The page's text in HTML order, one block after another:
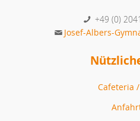
+49 (0)
Josef-Albers-
Cafeteria